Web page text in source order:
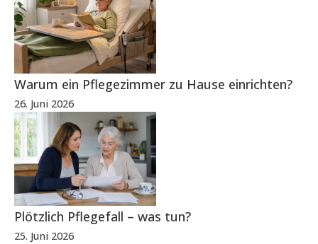
Warum ein Pflegezimmer zu Hause einrichten?
26. Juni 2026
Plötzlich Pflegefall – was tun?
25. Juni 2026